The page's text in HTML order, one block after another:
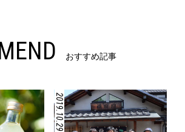
おすすめ記事
2019.10.29